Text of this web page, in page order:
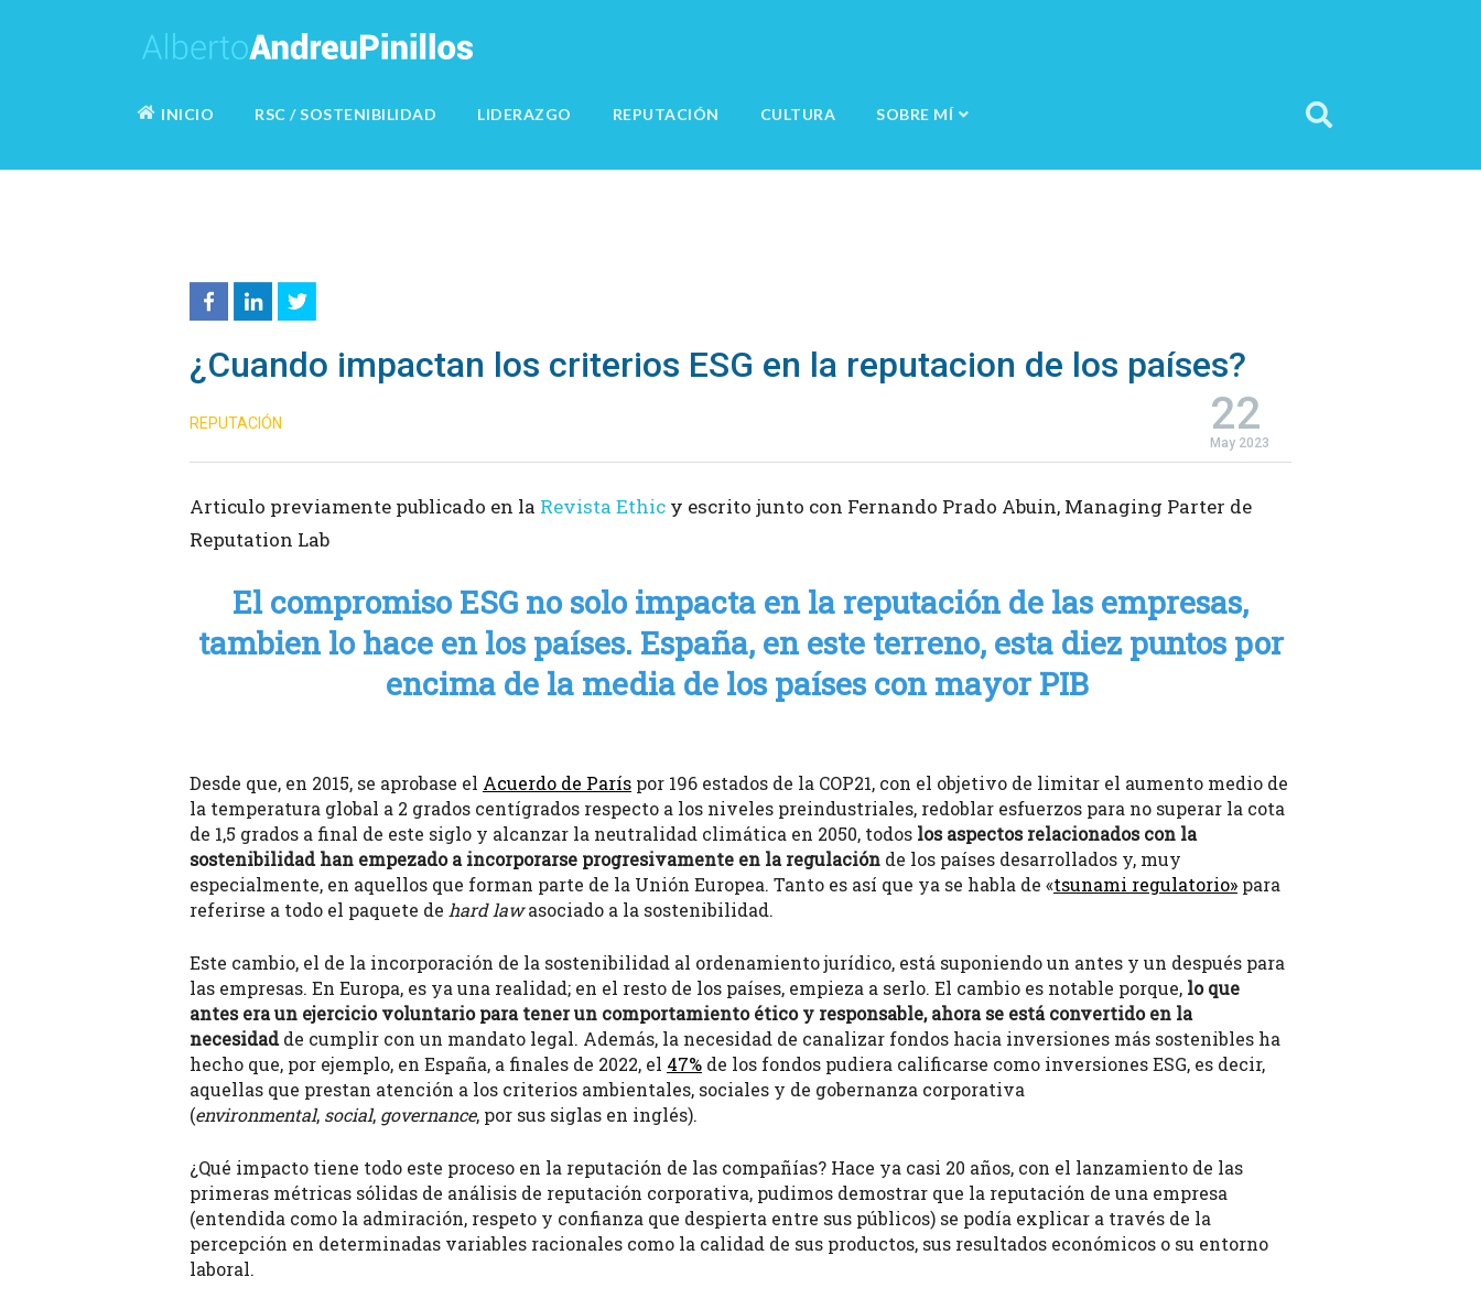
INICIO RSC / SOSTENIBILIDAD LIDERAZGO REPUTACIÓN CULTURA SOBRE MÍ
¿Cuando impactan los criterios ESG en la reputacion de los países?
22
May 2023
REPUTACIÓN
Articulo previamente publicado en la Revista Ethic y escrito junto con Fernando Prado Abuin, Managing Parter de
Reputation Lab
El compromiso ESG no solo impacta en la reputación de las empresas,
tambien lo hace en los países. España, en este terreno, esta diez puntos por
encima de la media de los países con mayor PIB
Desde que, en 2015, se aprobase el Acuerdo de París por 196 estados de la COP21, con el objetivo de limitar el aumento medio de
la temperatura global a 2 grados centígrados respecto a los niveles preindustriales, redoblar esfuerzos para no superar la cota
de 1,5 grados a final de este siglo y alcanzar la neutralidad climática en 2050, todos los aspectos relacionados con la
sostenibilidad han empezado a incorporarse progresivamente en la regulación de los países desarrollados y, muy
especialmente, en aquellos que forman parte de la Unión Europea. Tanto es así que ya se habla de «tsunami regulatorio» para
referirse a todo el paquete de hard lawasociado a la sostenibilidad.
Este cambio, el de la incorporación de la sostenibilidad al ordenamiento jurídico, está suponiendo un antes y un después para
las empresas. En Europa, es ya una realidad; en el resto de los países, empieza a serlo. El cambio es notable porque, lo que
antes era un ejercicio voluntario para tener un comportamiento ético y responsable, ahora se está convertido en la
necesidadde cumplir con un mandato legal. Además, la necesidad de canalizar fondos hacia inversiones más sostenibles ha
hecho que, por ejemplo, en España, a finales de 2022, el 47% de los fondos pudiera calificarse como inversiones ESG, es decir,
aquellas que prestan atención a los criterios ambientales, sociales y de gobernanza corporativa
(environmental, social, governance, por sus siglas en inglés).
¿Qué impacto tiene todo este proceso en la reputación de las compañías? Hace ya casi 20 años, con el lanzamiento de las
primeras métricas sólidas de análisis de reputación corporativa, pudimos demostrar que la reputación de una empresa
(entendida como la admiración, respeto y confianza que despierta entre sus públicos) se podía explicar a través de la
percepción en determinadas variables racionales como la calidad de sus productos, sus resultados económicos o su entorno
laboral.